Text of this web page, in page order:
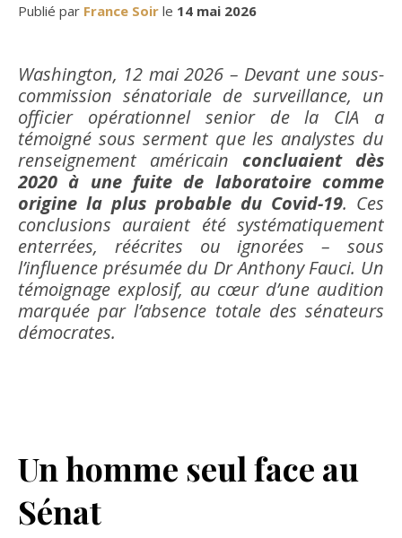
Publié par France Soir le 14 mai 2026
Washington, 12 mai 2026 – Devant une sous-
commission sénatoriale de surveillance, un
officier opérationnel senior de la CIA a
témoigné sous serment que les analystes du
renseignement américain concluaient dès
2020 à une fuite de laboratoire comme
origine la plus probable du Covid-19. Ces
conclusions auraient été systématiquement
enterrées, réécrites ou ignorées – sous
l’influence présumée du Dr Anthony Fauci. Un
témoignage explosif, au cœur d’une audition
marquée par l’absence totale des sénateurs
démocrates.
Un homme seul face au
Sénat